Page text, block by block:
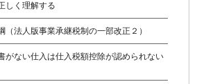
しく理解する
（法人版事業承継税制の一部改正２）
がない仕入は仕入税額控除が認められない